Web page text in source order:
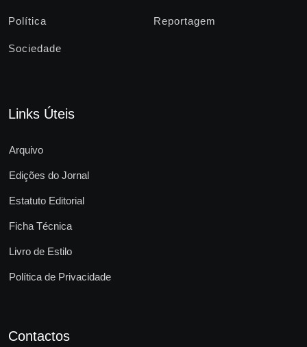
Política Reportagem
Sociedade
Links Úteis
Arquivo
Edições do Jornal
Estatuto Editorial
Ficha Técnica
Livro de Estilo
Política de Privacidade
Contactos